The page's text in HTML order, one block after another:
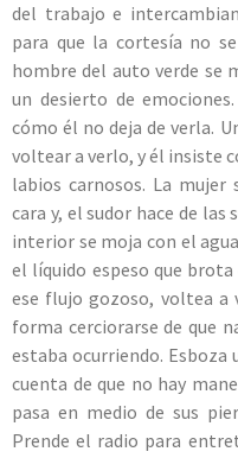
del trabajo e
para que la cortesía no
hombre del auto verde se
un desierto de
cómo él no deja de verla.
voltear a verlo, y él insiste
labios carnosos. La
cara y, el sudor hace de las
interior se moja con el
el líquido espeso que
ese flujo gozoso, voltea a
forma cerciorarse de que
estaba ocurriendo. Esboza
cuenta de que no hay
pasa en medio de sus
Prende el radio para